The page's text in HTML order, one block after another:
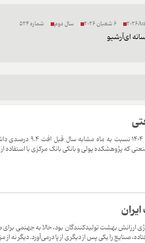
6 شعبان 2026 سال دوم شماره 524
ایآرشیو
شاخص تولید صنعتی در
که پژوهشکده پولی و بانکی بانک مرکزی با
ارزانش بهشت تولیدکنندگان بود، حالا به جهنمی
صنایع را یکی پس از دیگری از پا درمی‌آورد. دیگر نه